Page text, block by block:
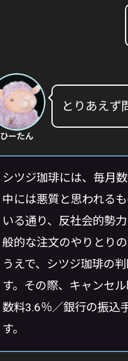
ひーたん
とりあえず
シツジ珈琲には、毎月
中には悪質と思われる
いる通り、反社会的勢
般的な注文のやりとり
うえで、シツジ珈琲の
す。その際、キャンセ
数料3.6％／銀行の振込
す。